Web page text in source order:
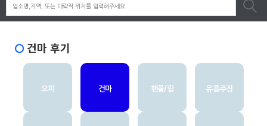
건마 후기
오피 건마 핸플/립 유흥주점